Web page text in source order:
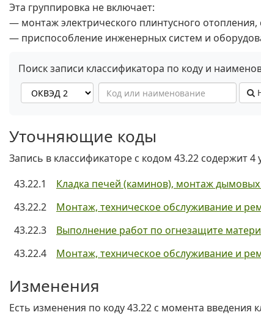
Эта группировка не включает:
— монтаж электрического плинтусного отопления,
— приспособление инженерных систем и
Поиск записи классификатора по коду и
Уточняющие коды
Запись в классификаторе с кодом 43.22 содержит
43.22.1
Кладка печей (каминов), монтаж
43.22.2
Монтаж, техническое обслуживание и
43.22.3
Выполнение работ по огнезащите
43.22.4
Монтаж, техническое обслуживание и
Изменения
Есть изменения по коду 43.22 c момента введения